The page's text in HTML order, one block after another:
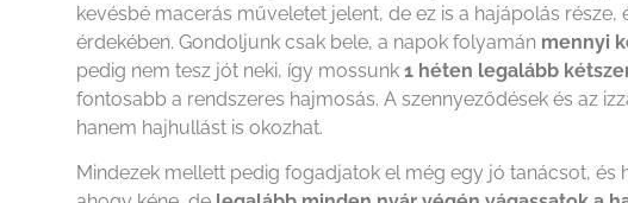
kevésbé macerás műveletet jelent, de ez is a hajápolás része,
érdekében. Gondoljunk csak bele, a napok folyamánmennyi
pedig nem tesz jót neki, így mossunk1 héten legalább
fontosabb a rendszeres hajmosás. A szennyeződések és az
hanem hajhullást is okozhat.
Mindezek mellett pedig fogadjatok el még egy jó tanácsot, és